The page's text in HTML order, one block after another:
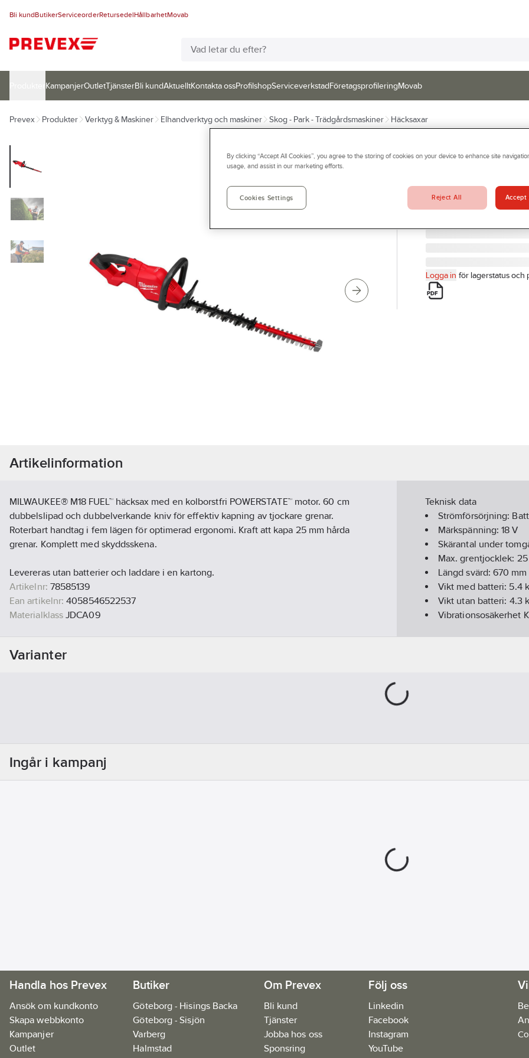
Bli kundButikerServiceorderRetursedelHållbarhetMovab
KampanjerOutletTjänsterBli kundAktuelltKontakta ossProfilshopServiceverkstadFöretagsprofileringMovab
Prevex Produkter Verktyg & Maskiner Elhandverktyg och maskiner Skog - Park - Trädgårdsmaskiner Häcksaxar
Häcksax
HÄCKSAX M18
Artikelnr: 78585139
Logga in för lagerstatus och
Artikelinformation
MILWAUKEE® M18 FUEL™ häcksax med en kolborstfri POWERSTATE™ motor. 60 cm
dubbelslipad och dubbelverkande kniv för effektiv kapning av tjockare grenar.
Roterbart handtag i fem lägen för optimerad ergonomi. Kraft att kapa 25 mm hårda
grenar. Komplett med skyddsskena.
Levereras utan batterier och laddare i en kartong.
Artikelnr: 78585139
Ean artikelnr: 4058546522537
Materialklass JDCA09
Teknisk data
Strömförsörjning:
Märkspänning:18 V
Skärantal under
Max. grentjocklek: 25
Längd svärd:670 mm
Vikt med batteri: 5.4
Vikt utan batteri: 4.3
Vibrationsosäkerhet
Varianter
Ingår i kampanj
Handla hos Prevex
Ansök om kundkonto
Skapa webbkonto
Kampanjer
Outlet
Butiker
Göteborg - Hisings Backa
Göteborg - Sisjön
Varberg
Halmstad
Om Prevex
Bli kund
Tjänster
Jobba hos oss
Sponsring
Följ oss
Linkedin
Facebook
Instagram
YouTube
By clicking “Accept All Cookies”, you agree to the storing of cookies on your device to enhance site
usage, and assist in our marketing efforts.
Cookies Settings Reject All Accept